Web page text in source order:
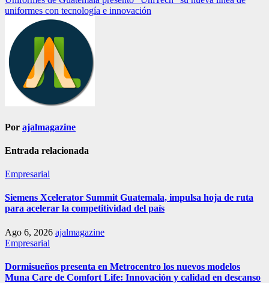
entradas
uniformes con tecnología e innovación
Por ajalmagazine
Entrada relacionada
Empresarial
Siemens Xcelerator Summit Guatemala, impulsa hoja de ruta
para acelerar la competitividad del país
Ago 6, 2026 ajalmagazine
Empresarial
Dormisueños presenta en Metrocentro los nuevos modelos
Muna Care de Comfort Life: Innovación y calidad en descanso